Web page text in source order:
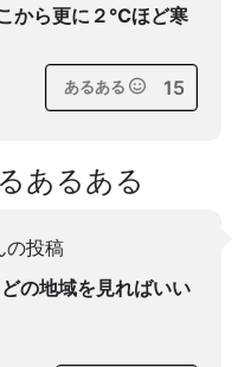
から更に２℃ほど寒
あるある 15
あるある
の投稿
の地域を見ればいい